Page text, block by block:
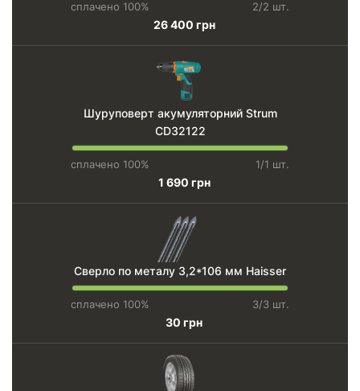
сплачено 100% 2/2 шт.
26 400 грн
Шуруповерт акумуляторний Strum
CD32122
сплачено 100% 1/1 шт.
1 690 грн
Сверло по металу 3,2*106 мм Haisser
сплачено 100% 3/3 шт.
30 грн